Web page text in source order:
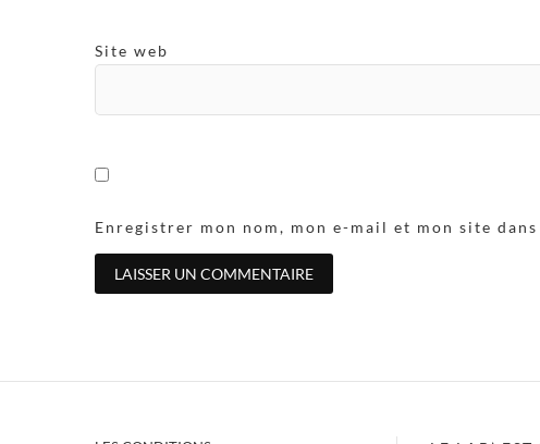
Site web
Enregistrer mon nom, mon e-mail et mon site